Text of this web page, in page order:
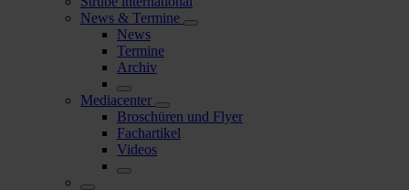
News & Termine
News
Termine
Archiv
Mediacenter
Broschüren und Flyer
Fachartikel
Videos